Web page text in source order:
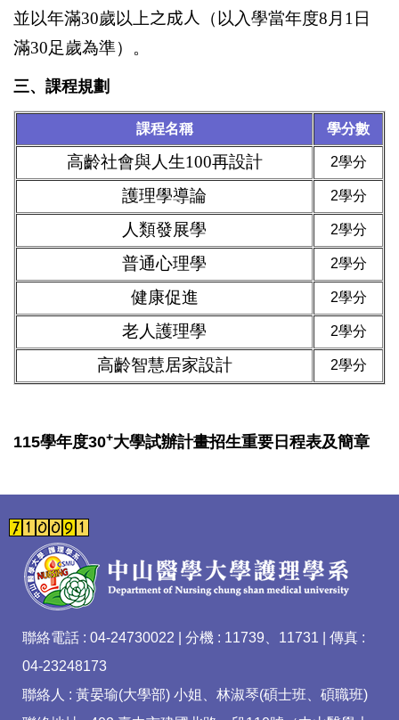
並以年滿30歲以上之成人 （以入學當年度8月 1 日
滿30足歲為準）。
三、課程規劃
課程名稱 學分數
高齡社會與人生100再設計 2學分
護理學導論 2學分
人類發展學 2學分
普通心理學 2學分
健康促進 2學分
老人護理學 2學分
高齡智慧居家設計 2學分
115學年度30+大學試辦計畫招生重要日程表及簡章
聯絡電話 : 04-24730022 | 分機 : 11739、11731 | 傳真 :
04-23248173
聯絡人 : 黃晏瑜(大學部) 小姐、林淑琴(碩士班、碩職班)